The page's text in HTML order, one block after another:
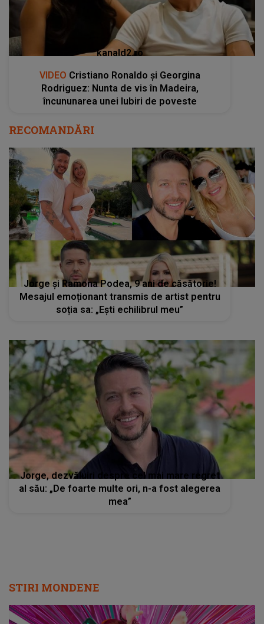
kanald2.ro
VIDEO Cristiano Ronaldo și Georgina
Rodriguez: Nunta de vis în Madeira,
încununarea unei Iubiri de poveste
RECOMANDĂRI
Jorge și Ramona Podea, 9 ani de căsătorie!
Mesajul emoționant transmis de artist pentru
soția sa: „Ești echilibrul meu”
Jorge, dezvăluiri despre cel mai mare regret
al său: „De foarte multe ori, n-a fost alegerea
mea”
STIRI MONDENE